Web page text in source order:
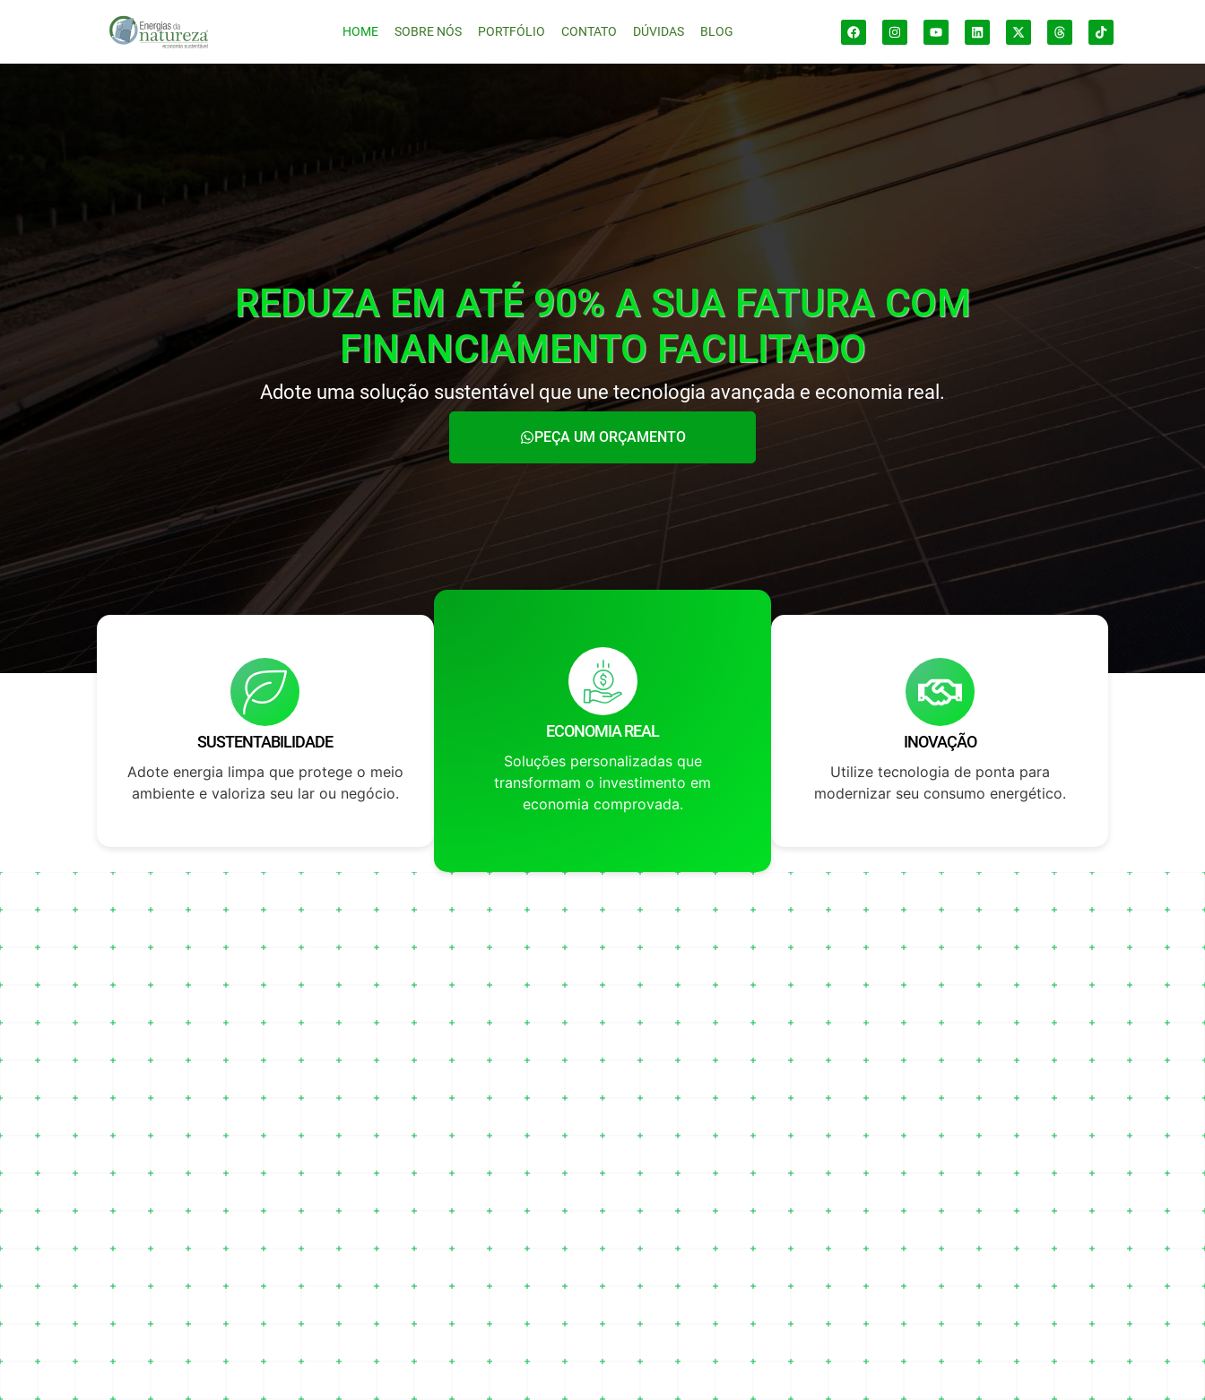
HOME SOBRE NÓS PORTFÓLIO CONTATO DÚVIDAS BLOG
REDUZA EM ATÉ 90% A SUA FATURA COM
FINANCIAMENTO FACILITADO
Adote uma solução sustentável que une tecnologia avançada e economia real.
PEÇA UM ORÇAMENTO
SUSTENTABILIDADE
Adote energia limpa que protege o meio
ambiente e valoriza seu lar ou negócio.
ECONOMIA REAL
Soluções personalizadas que
transformam o investimento em
economia comprovada.
INOVAÇÃO
Utilize tecnologia de ponta para
modernizar seu consumo energético.